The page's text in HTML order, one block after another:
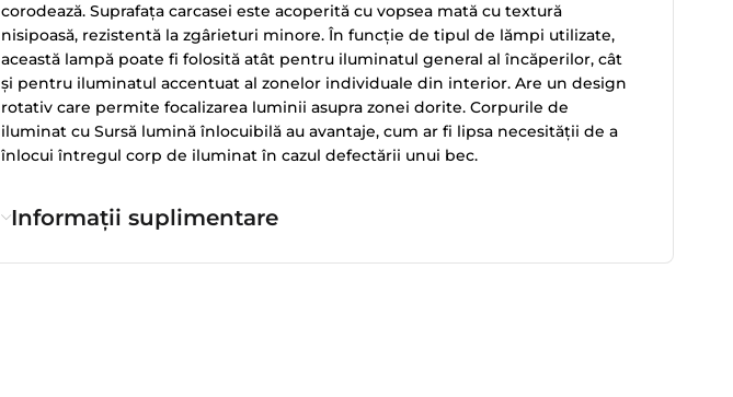
corodează. Suprafața carcasei este acoperită cu vopsea mată cu textură
nisipoasă, rezistentă la zgârieturi minore. În funcție de tipul de lămpi utilizate,
această lampă poate fi folosită atât pentru iluminatul general al încăperilor, cât
și pentru iluminatul accentuat al zonelor individuale din interior. Are un design
rotativ care permite focalizarea luminii asupra zonei dorite. Corpurile de
iluminat cu Sursă lumină înlocuibilă au avantaje, cum ar fi lipsa necesității de a
înlocui întregul corp de iluminat în cazul defectării unui bec.
Informații suplimentare